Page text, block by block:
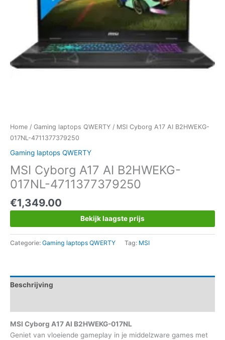
Home / Gaming laptops QWERTY / MSI Cyborg A17 AI B2HWEKG-
017NL-4711377379250
Gaming laptops QWERTY
MSI Cyborg A17 AI B2HWEKG-
017NL-4711377379250
€1,349.00
Bekijk laagste prijs
Categorie: Gaming laptops QWERTY Tag: MSI
Beschrijving
MSI Cyborg A17 AI B2HWEKG-017NL
Geniet van vloeiende gameplay in je middelzware games met